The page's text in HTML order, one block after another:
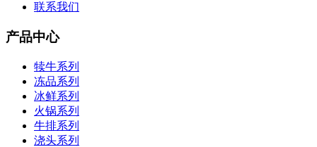
联系我们
产品中心
犊牛系列
冻品系列
冰鲜系列
火锅系列
牛排系列
浇头系列